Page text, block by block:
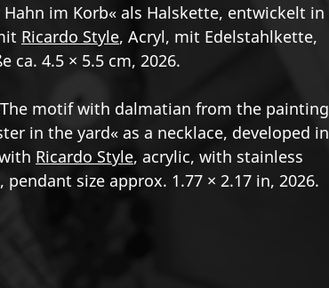
Hahn im Korb« als Halskette, entwickelt in
Ricardo Style, Acryl, mit Edelstahlkette,
ca. 4.5 × 5.5 cm, 2026.
motif with dalmatian from the painting
in the yard« as a necklace, developed in
Ricardo Style, acrylic, with stainless
pendant size approx. 1.77 × 2.17 in, 2026.